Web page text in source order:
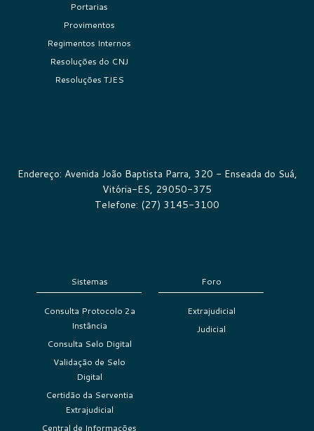
Portarias
Provimentos
Regimentos Internos
Resoluções do CNJ
Resoluções TJES
Endereço: Avenida João Baptista Parra, 320 - Enseada do Suá,
Vitória-ES, 29050-375
Telefone: (27) 3145-3100
Sistemas
Consulta Protocolo 2a
Instância
Consulta Selo Digital
Validação de Selo
Digital
Certidão da Serventia
Extrajudicial
Central de Informações
Foro
Extrajudicial
Judicial